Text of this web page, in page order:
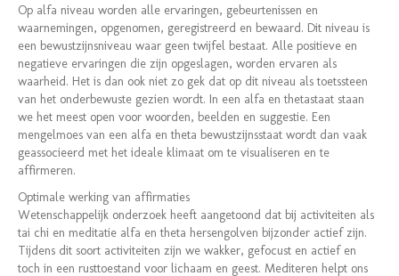
Op alfa niveau worden alle ervaringen, gebeurtenissen en
waarnemingen, opgenomen, geregistreerd en bewaard. Dit niveau is
een bewustzijnsniveau waar geen twijfel bestaat. Alle positieve en
negatieve ervaringen die zijn opgeslagen, worden ervaren als
waarheid. Het is dan ook niet zo gek dat op dit niveau als toetssteen
van het onderbewuste gezien wordt. In een alfa en thetastaat staan
we het meest open voor woorden, beelden en suggestie. Een
mengelmoes van een alfa en theta bewustzijnsstaat wordt dan vaak
geassocieerd met het ideale klimaat om te visualiseren en te
affirmeren.
Optimale werking van affirmaties
Wetenschappelijk onderzoek heeft aangetoond dat bij activiteiten als
tai chi en meditatie alfa en theta hersengolven bijzonder actief zijn.
Tijdens dit soort activiteiten zijn we wakker, gefocust en actief en
toch in een rusttoestand voor lichaam en geest. Mediteren helpt ons